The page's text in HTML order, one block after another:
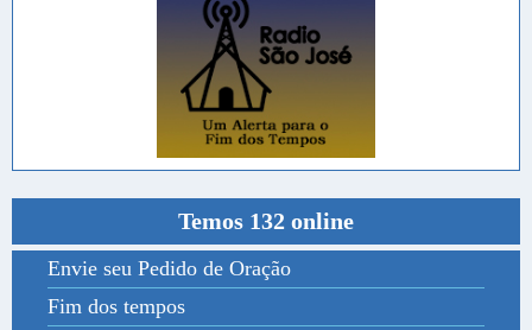
Temos 132 online
Envie seu Pedido de Oração
Fim dos tempos